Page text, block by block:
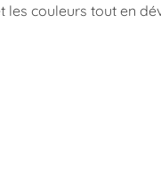
couleurs tout en